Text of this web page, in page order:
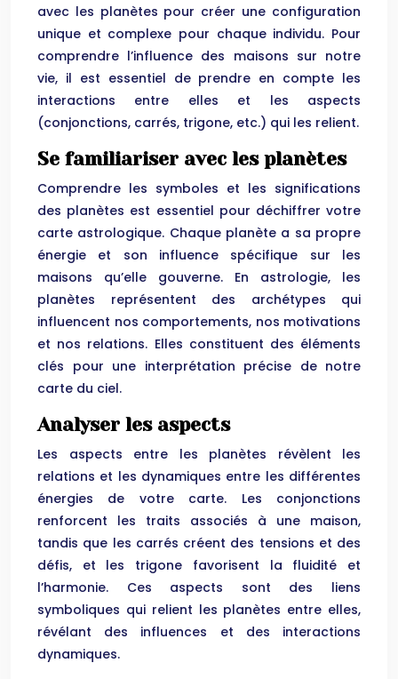
avec les planètes pour créer une configuration
unique et complexe pour chaque individu. Pour
comprendre l’influence des maisons sur notre
vie, il est essentiel de prendre en compte les
interactions entre elles et les aspects
(conjonctions, carrés, trigone, etc.) qui les relient.
Se familiariser avec les planètes
Comprendre les symboles et les significations
des planètes est essentiel pour déchiffrer votre
carte astrologique. Chaque planète a sa propre
énergie et son influence spécifique sur les
maisons qu’elle gouverne. En astrologie, les
planètes représentent des archétypes qui
influencent nos comportements, nos motivations
et nos relations. Elles constituent des éléments
clés pour une interprétation précise de notre
carte du ciel.
Analyser les aspects
Les aspects entre les planètes révèlent les
relations et les dynamiques entre les différentes
énergies de votre carte. Les conjonctions
renforcent les traits associés à une maison,
tandis que les carrés créent des tensions et des
défis, et les trigone favorisent la fluidité et
l’harmonie. Ces aspects sont des liens
symboliques qui relient les planètes entre elles,
révélant des influences et des interactions
dynamiques.